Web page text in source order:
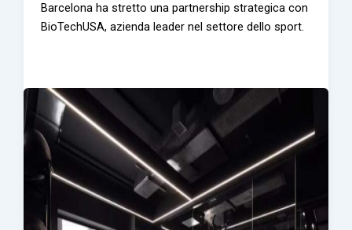
Barcelona ha stretto una partnership strategica con
BioTechUSA, azienda leader nel settore dello sport.